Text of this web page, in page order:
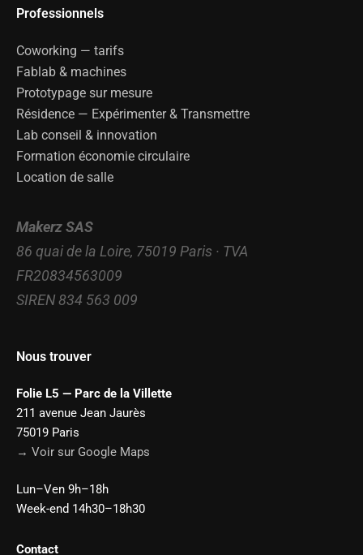
Professionnels
Coworking — tarifs
Fablab & machines
Prototypage sur mesure
Résidence — Expérimenter & Transmettre
Lab conseil & innovation
Formation économie circulaire
Location de salle
Makerz SAS
86 quai de la Loire, 75019 Paris · TVA
FR20834563009
SIREN 834 563 009
Nous trouver
Folie L5 — Parc de la Villette
211 avenue Jean Jaurès
75019 Paris
→ Voir sur Google Maps
Lun–Ven 9h–18h
Week-end 14h30–18h30
Contact